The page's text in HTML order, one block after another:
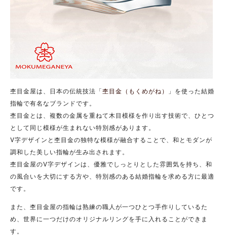
杢目金屋は、日本の伝統技法「杢目金（もくめがね）
」を使った結婚
指輪で有名なブランドです。
杢目金とは、複数の金属を重ねて木目模様を作り出す技術で、ひとつ
として同じ模様が生まれない特別感があります。
V字デザインと杢目金の独特な模様が融合することで、和とモダンが
調和した美しい指輪が生み出されます。
杢目金屋のV字デザインは、優雅でしっとりとした雰囲気を持ち、和
の風合いを大切にする方や、特別感のある結婚指輪を求める方に最適
です。
また、杢目金屋の指輪は熟練の職人が一つひとつ手作りしているた
め、世界に一つだけのオリジナルリングを手に入れることができま
す。